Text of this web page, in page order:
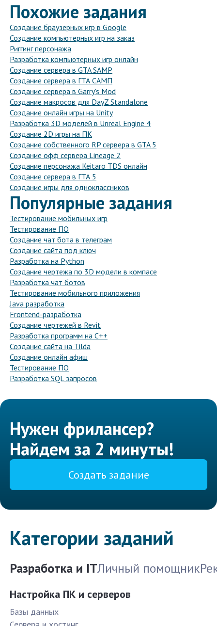
Похожие задания
Создание браузерных игр в Google
Создание компьютерных игр на заказ
Риггинг персонажа
Разработка компьютерных игр онлайн
Создание сервера в GTA SAMP
Создание сервера в ГТА САМП
Создание сервера в Garry's Mod
Создание макросов для DayZ Standalone
Создание онлайн игры на Unity
Разработка 3D моделей в Unreal Engine 4
Создание 2D игры на ПК
Создание собственного RP сервера в GTA 5
Создание офф сервера Lineage 2
Создание персонажа Keitaro TDS онлайн
Создание сервера в ГТА 5
Создание игры для одноклассников
Популярные задания
Тестирование мобильных игр
Тестирование ПО
Создание чат бота в телеграм
Создание сайта под ключ
Разработка на Python
Создание чертежа по 3D модели в компасе
Разработка чат ботов
Тестирование мобильного приложения
Java разработка
Frontend-разработка
Создание чертежей в Revit
Разработка программ на C++
Создание сайта на Tilda
Создание онлайн афиш
Тестирование ПО
Разработка SQL запросов
Нужен фрилансер?
Найдем за 2 минуты!
Создать задание
Категории заданий
Разработка и ITЛичный помощник
Настройка ПК и серверов
Базы данных